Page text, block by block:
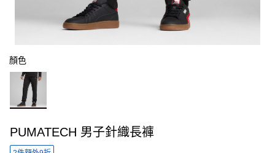
顏色
PUMATECH 男子針織長褲